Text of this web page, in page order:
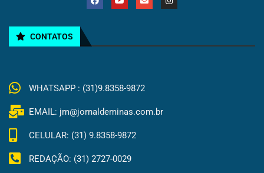
CONTATOS
WHATSAPP : (31)9.8358-9872
EMAIL: jm@jornaldeminas.com.br
CELULAR: (31) 9.8358-9872
REDAÇÃO: (31) 2727-0029